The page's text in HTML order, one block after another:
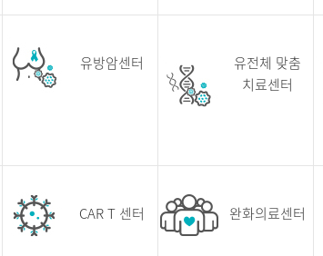
유방암센터
유전체 맞춤
치료센터
CAR T 센터 완화의료센터